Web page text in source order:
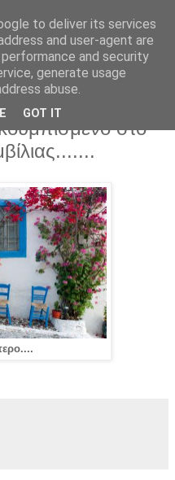
στο
to deliver its services
and user-agent are
and security
generate usage
abuse.
GOT IT